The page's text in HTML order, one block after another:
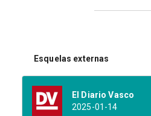
Esquelas externas
El Diario Vasco
2025-01-14